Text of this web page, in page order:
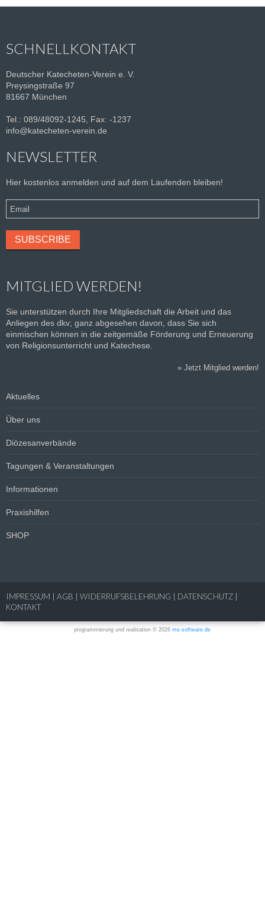
SCHNELLKONTAKT
Deutscher Katecheten-Verein e. V.
Preysingstraße 97
81667 München
Tel.: 089/48092-1245, Fax: -1237
info@katecheten-verein.de
NEWSLETTER
Hier kostenlos anmelden und auf dem Laufenden bleiben!
MITGLIED WERDEN!
Sie unterstützen durch Ihre Mitgliedschaft die Arbeit und das
Anliegen des dkv; ganz abgesehen davon, dass Sie sich
einmischen können in die zeitgemäße Förderung und Erneuerung
von Religionsunterricht und Katechese.
» Jetzt Mitglied werden!
Aktuelles
Über uns
Diözesanverbände
Tagungen & Veranstaltungen
Informationen
Praxishilfen
SHOP
IMPRESSUM AGB WIDERRUFSBELEHRUNG DATENSCHUTZ
KONTAKT
programmierung und realisation © 2026 ms-software.de